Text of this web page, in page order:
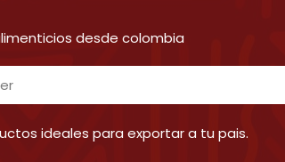
desde colombia
ideales para exportar a tu pais.